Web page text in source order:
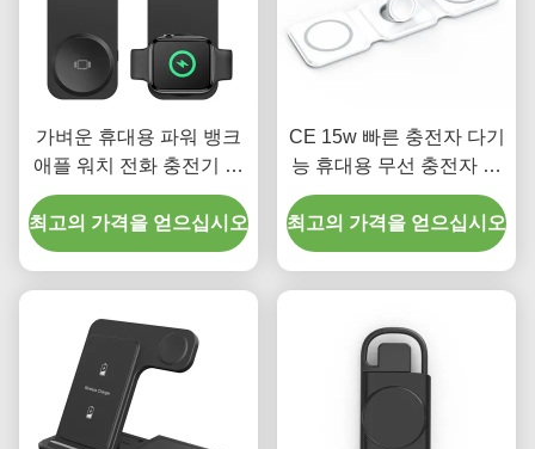
가벼운 휴대용 파워 뱅크
애플 워치 전화 충전기 서
드
최고의 가격을 얻으십시오
CE 15w 빠른 충전자 다기
능 휴대용 무선 충전자 검
은 흰색 35g 만
최고의 가격을 얻으십시오